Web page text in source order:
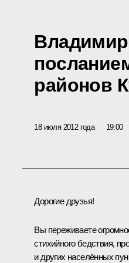
районов
18 июля 2012 года 19:00
Дорогие друзья!
Вы переживаете
стихийного бедствия,
и других населённых